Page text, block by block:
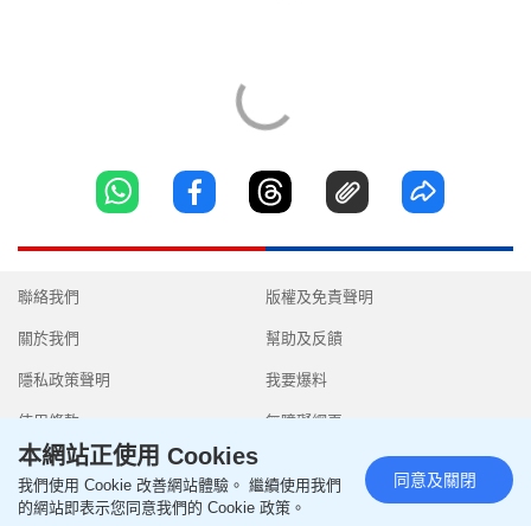
聯絡我們
關於我們
隱私政策聲明
使用條款
版權及免責聲明
幫助及反饋
我要爆料
無障礙網頁
Copyright © 2026 SingTao Ltd.All rights reserved.
本網站正使用 Cookies
我們使用 Cookie 改善網站體驗。 繼續使用我們
的網站即表示您同意我們的 Cookie 政策。
同意及關閉